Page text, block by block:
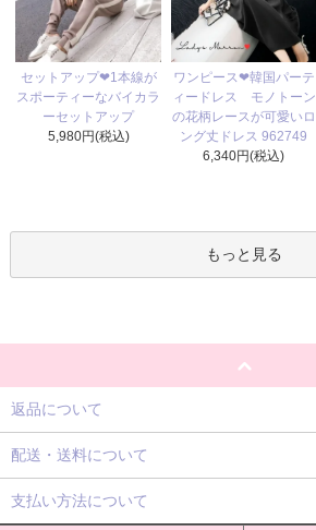
セットアップ❤1本線が
スポーティーなバイカラ
ーセットアップ
5,980円(税込)
ワンピース❤韓国パーテ
ィードレス モノトーン
の花柄レースが可愛いロ
ング丈ドレス 962749
6,340円(税込)
もっと見る
返品について
配送・送料について
支払い方法について